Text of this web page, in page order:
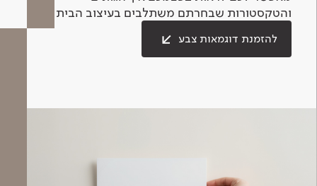
והטקסטורות שבחרתם משתלבים בעיצוב הבית.
להזמנת דוגמאות צבע